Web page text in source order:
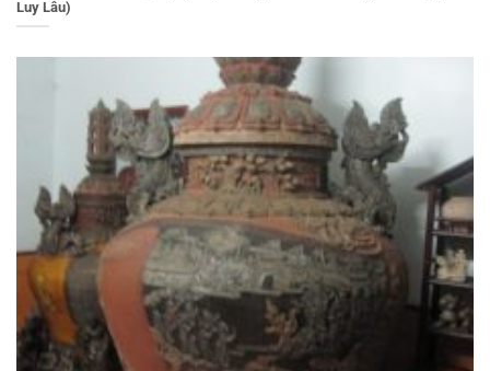
Luy Lâu)